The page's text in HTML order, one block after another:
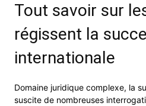
Tout savoir sur
régissent la
internationale
Domaine juridique complexe, la
suscite de nombreuses